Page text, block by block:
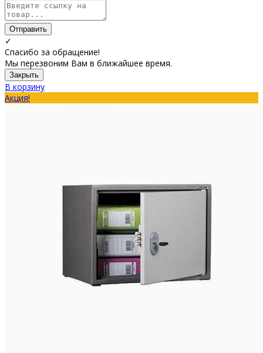
Отправить
✓
Спасибо за обращение!
Мы перезвоним Вам в ближайшее время.
Закрыть
В корзину
Акция!